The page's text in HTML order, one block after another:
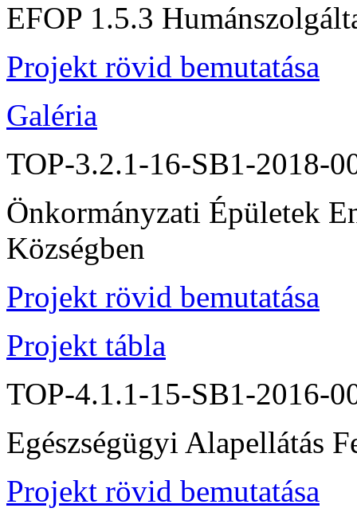
EFOP 1.5.3
Projekt rövid bemutatása
Galéria
TOP-3.2.1-16-SB1-2018-
Önkormányzati Épületek
Községben
Projekt rövid bemutatása
Projekt tábla
TOP-4.1.1-15-SB1-2016-
Egészségügyi Alapellátás
Projekt rövid bemutatása